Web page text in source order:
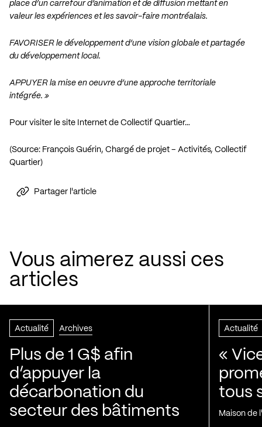
place d’un carrefour d’animation et de diffusion mettant en
valeur les expériences et les savoir-faire montréalais.
FAVORISER le développement d’une vision globale et partagée
du développement local.
APPUYER la mise en oeuvre d’une approche territoriale
intégrée. »
Pour visiter le site Internet de Collectif Quartier…
(Source: François Guérin, Chargé de projet – Activités, Collectif
Quartier)
Partager l'article
Vous aimerez aussi ces
articles
Actualité Archives
Plus de 1 G$ afin
d’appuyer la
décarbonation du
secteur des bâtiments
Actualité
«
tous
Maison de